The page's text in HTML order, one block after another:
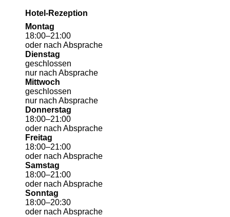
Hotel-Rezeption
Montag
18:00–21:00
oder nach Absprache
Dienstag
geschlossen
nur nach Absprache
Mittwoch
geschlossen
nur nach Absprache
Donnerstag
18:00–21:00
oder nach Absprache
Freitag
18:00–21:00
oder nach Absprache
Samstag
18:00–21:00
oder nach Absprache
Sonntag
18:00–20:30
oder nach Absprache